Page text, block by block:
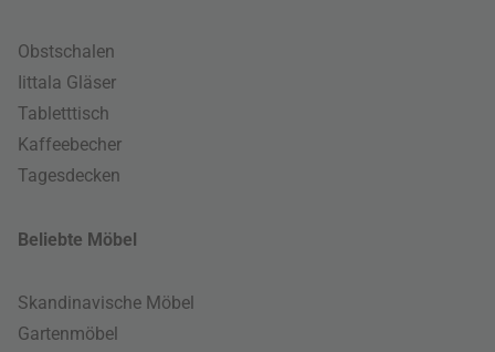
Obstschalen
Iittala Gläser
Tabletttisch
Kaffeebecher
Tagesdecken
Beliebte Möbel
Skandinavische Möbel
Gartenmöbel